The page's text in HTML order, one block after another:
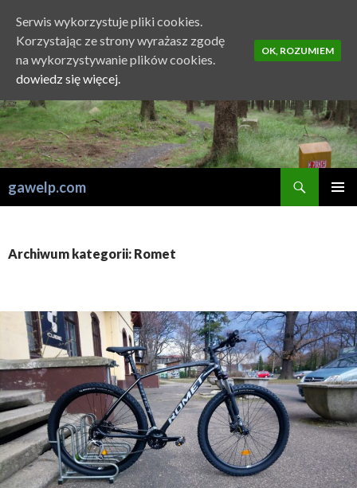
gawelp.com
Archiwum kategorii: Romet
Serwis wykorzystuje pliki cookies.
Korzystając ze strony wyrażasz zgodę
na wykorzystywanie plików cookies.
dowiedz się więcej.
OK, ROZUMIEM